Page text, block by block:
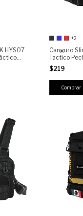
HYS07
de
+2
Canguro
Tactico
Deportivo
$219
Comprar